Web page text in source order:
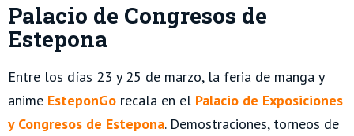
Palacio de Congresos de
Estepona
Entre los días 23 y 25 de marzo, la feria de manga y
anime EsteponGo recala en el Palacio de Exposiciones
y Congresos de Estepona. Demostraciones, torneos de